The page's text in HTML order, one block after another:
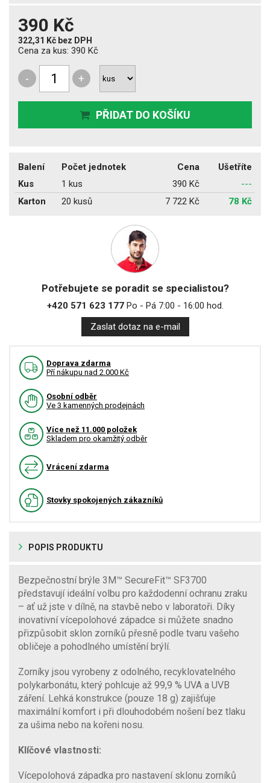
390 Kč
322,31 Kč bez DPH
Cena za kus: 390 Kč
- +
PŘIDAT DO KOŠÍKU
Balení Počet jednotek Cena
Ušetříte
Kus
1 kus 390 Kč
---
Karton
20 kusů 7 722 Kč 78 Kč
Potřebujete se poradit se specialistou?
+420 571 623 177Po - Pá 7:00 - 16:00 hod.
Zaslat dotaz na e-mail
Doprava zdarma
Pří nákupu nad 2.000 Kč
Osobní odběr
Ve 3 kamenných prodejnách
Více než 11.000 položek
Skladem pro okamžitý odběr
Vrácení zdarma
Stovky spokojených zákazníků
POPIS PRODUKTU
Bezpečnostní brýle 3M™ SecureFit™ SF3700
představují ideální volbu pro každodenní ochranu zraku
– ať už jste v dílně, na stavbě nebo v laboratoři. Díky
inovativní vícepolohové západce si můžete snadno
přizpůsobit sklon zorníků přesně podle tvaru vašeho
obličeje a pohodlného umístění brýlí.
Zorníky jsou vyrobeny z odolného, recyklovatelného
polykarbonátu, který pohlcuje až 99,9 % UVA a UVB
záření. Lehká konstrukce (pouze 18 g) zajišťuje
maximální komfort i při dlouhodobém nošení bez tlaku
za ušima nebo na kořeni nosu.
Klíčové vlastnosti:
Vícepolohová západka pro nastavení sklonu zorníků